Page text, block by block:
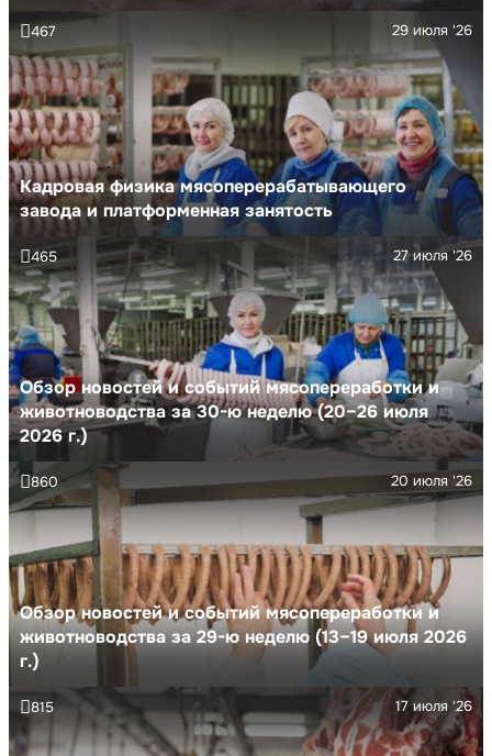
Кадровая физика мясоперерабатывающего
завода и платформенная занятость
29 июля '26
467
Обзор новостей и событий мясопереработки и
животноводства за 30-ю неделю (20–26 июля
2026 г.)
27 июля '26
465
Обзор новостей и событий мясопереработки и
животноводства за 29-ю неделю (13–19 июля 2026
г.)
20 июля '26
860
17 июля '26
815